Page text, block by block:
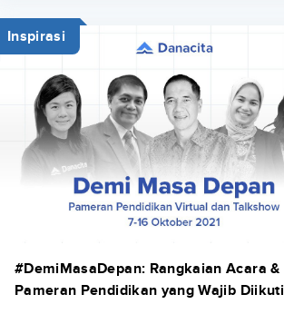
Inspirasi
#DemiMasaDepan: Rangkaian Acara &
Pameran Pendidikan yang Wajib Diikuti